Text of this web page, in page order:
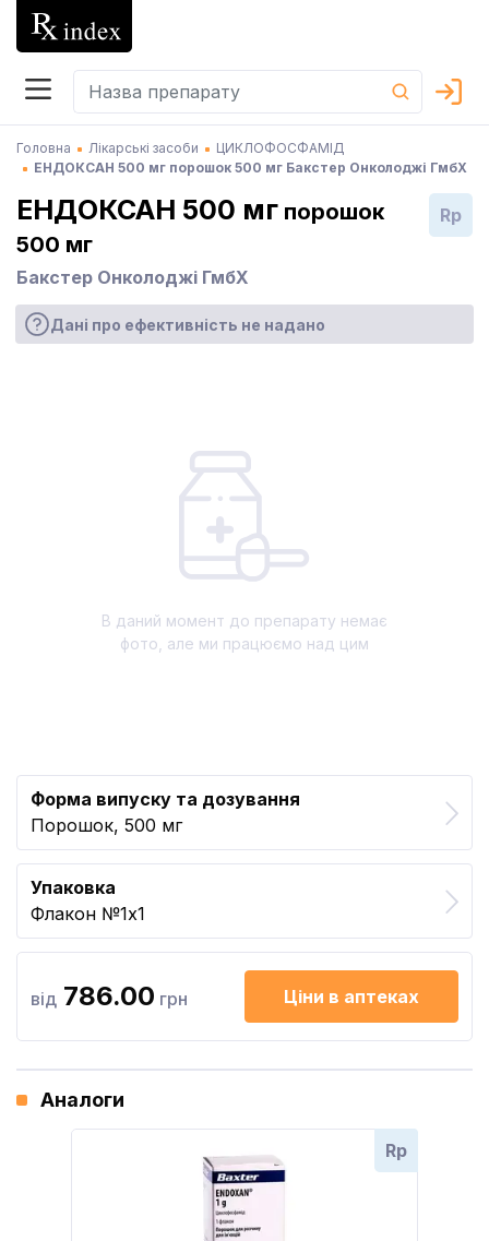
Головна Лікарські засоби
ЦИКЛОФОСФАМІД
ЕНДОКСАН 500 мг порошок 500 мг Бакстер Онколоджі ГмбХ
ЕНДОКСАН 500 мг порошок
500 мг
Бакстер Онколоджі ГмбХ
Rp
Дані про ефективність не надано
В даний момент до препарату немає
фото, але ми працюємо над цим
Форма випуску та дозування
Порошок, 500 мг
Упаковка
Флакон №1x1
від 786.00 грн Ціни в аптеках
Аналоги
Rp